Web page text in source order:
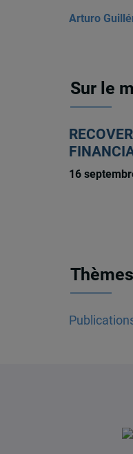
Arturo
Sur le
16